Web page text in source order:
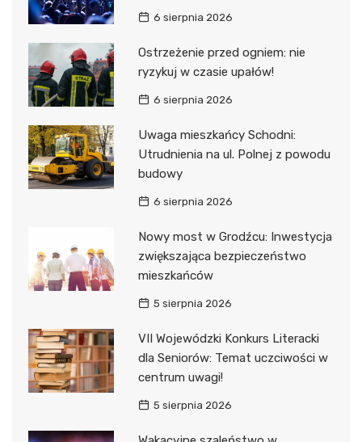
6 sierpnia 2026
Ostrzeżenie przed ogniem: nie
ryzykuj w czasie upałów!
6 sierpnia 2026
Uwaga mieszkańcy Schodni:
Utrudnienia na ul. Polnej z powodu
budowy
6 sierpnia 2026
Nowy most w Grodźcu: Inwestycja
zwiększająca bezpieczeństwo
mieszkańców
5 sierpnia 2026
VII Wojewódzki Konkurs Literacki
dla Seniorów: Temat uczciwości w
centrum uwagi!
5 sierpnia 2026